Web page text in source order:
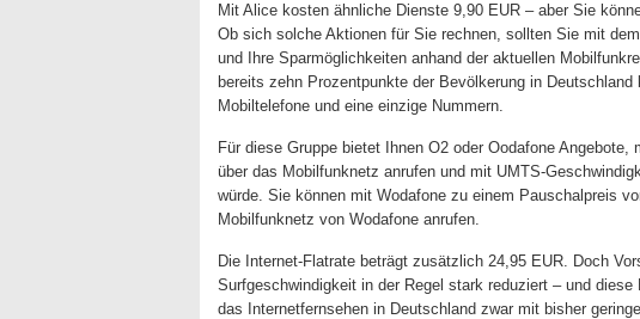
Mit Alice kosten ähnliche Dienste 9,90 EUR – aber Sie
Ob sich solche Aktionen für Sie rechnen, sollten Sie mit
und Ihre Sparmöglichkeiten anhand der aktuellen
bereits zehn Prozentpunkte der Bevölkerung in
Mobiltelefone und eine einzige Nummern.
Für diese Gruppe bietet Ihnen O2 oder Oodafone
über das Mobilfunknetz anrufen und mit UMTS-
würde. Sie können mit Wodafone zu einem Pauschalpreis
Mobilfunknetz von Wodafone anrufen.
Die Internet-Flatrate beträgt zusätzlich 24,95 EUR. Doch
Surfgeschwindigkeit in der Regel stark reduziert – und
das Internetfernsehen in Deutschland zwar mit bisher